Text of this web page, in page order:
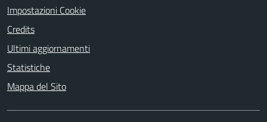
Impostazioni Cookie
Credits
Ultimi aggiornamenti
Statistiche
Mappa del Sito